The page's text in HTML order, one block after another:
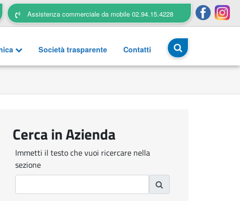
Assistenza commerciale da mobile 02.94.15.4228
Società trasparente Contatti
Cerca in Azienda
Immetti il testo che vuoi ricercare nella
sezione